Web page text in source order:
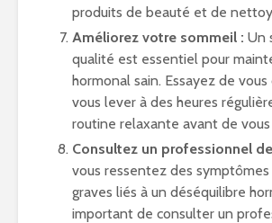
produits de beauté et de
Améliorez votre sommeil : Un
qualité est essentiel pour
hormonal sain. Essayez de
vous lever à des heures
routine relaxante avant de vous
Consultez un professionnel
vous ressentez des
graves liés à un déséquilibre
important de consulter un